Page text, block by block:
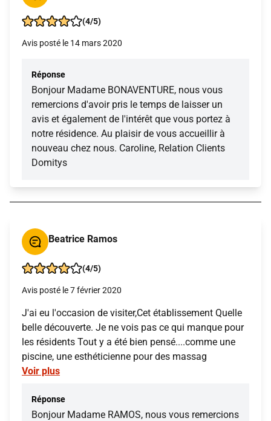
(4/5)
Avis posté le 14 mars 2020
Réponse
Bonjour Madame BONAVENTURE, nous vous
remercions d'avoir pris le temps de laisser un
avis et également de l'intérêt que vous portez à
notre résidence. Au plaisir de vous accueillir à
nouveau chez nous. Caroline, Relation Clients
Domitys
Beatrice Ramos
(4/5)
Avis posté le 7 février 2020
J'ai eu l'occasion de visiter,Cet établissement Quelle
belle découverte. Je ne vois pas ce qui manque pour
les résidents Tout y a été bien pensé....comme une
piscine, une esthéticienne pour des massag
Voir plus
Réponse
Bonjour Madame RAMOS, nous vous remercions